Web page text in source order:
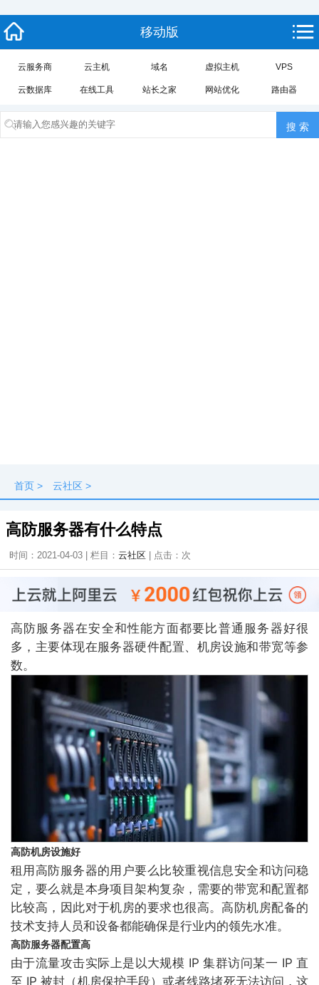
移动版
云服务商 云主机 域名 虚拟主机 VPS
云数据库 在线工具 站长之家 网站优化 路由器
首页 > 云社区 >
高防服务器有什么特点
时间：2021-04-03 | 栏目： 云社区 | 点击： 次
高防服务器在安全和性能方面都要比普通服务器好很
多，主要体现在服务器硬件配置、机房设施和带宽等参
数。
高防机房设施好
租用高防服务器的用户要么比较重视信息安全和访问稳
定，要么就是本身项目架构复杂，需要的带宽和配置都
比较高，因此对于机房的要求也很高。高防机房配备的
技术支持人员和设备都能确保是行业内的领先水准。
高防服务器配置高
由于流量攻击实际上是以大规模 IP 集群访问某一 IP 直
至 IP 被封（机房保护手段）或者线路堵死无法访问，这